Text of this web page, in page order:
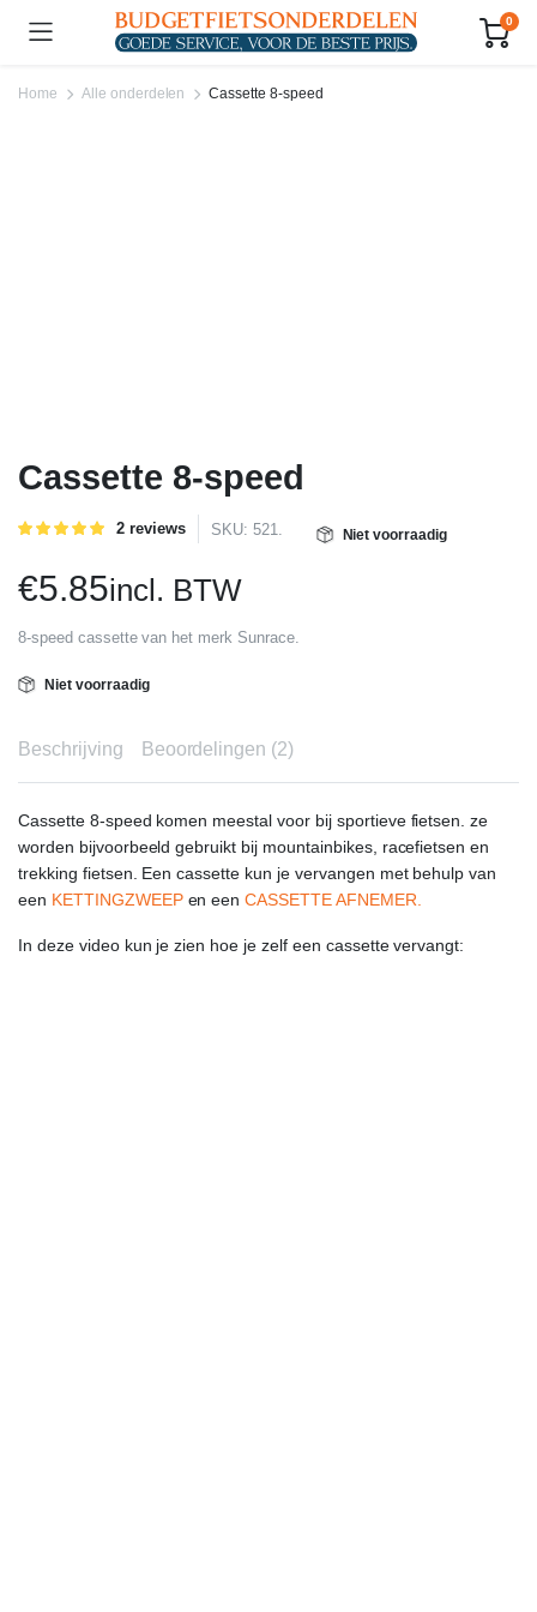
0
Home Alle onderdelen Cassette 8-speed
Cassette 8-speed
Gewaardeerd
opklant
waarderingen
2reviews SKU: 521. Niet voorraadig
€5.85incl. BTW
8-speed cassette van het merk Sunrace.
Niet voorraadig
Beschrijving Beoordelingen (2)
Cassette 8-speed komen meestal voor bij sportieve fietsen. ze
worden bijvoorbeeld gebruikt bij mountainbikes, racefietsen en
trekking fietsen. Een cassette kun je vervangen met behulp van
een KETTINGZWEEPen eenCASSETTE AFNEMER.
In deze video kun je zien hoe je zelf een cassette vervangt: